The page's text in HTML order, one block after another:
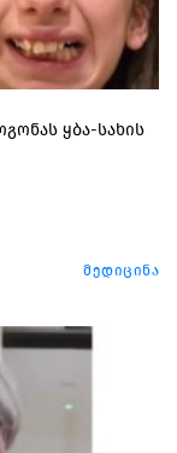
ყბა-სახის
მედიცინა